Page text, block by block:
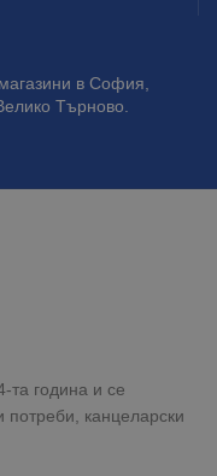
в София,
Търново.
година и се
канцеларски